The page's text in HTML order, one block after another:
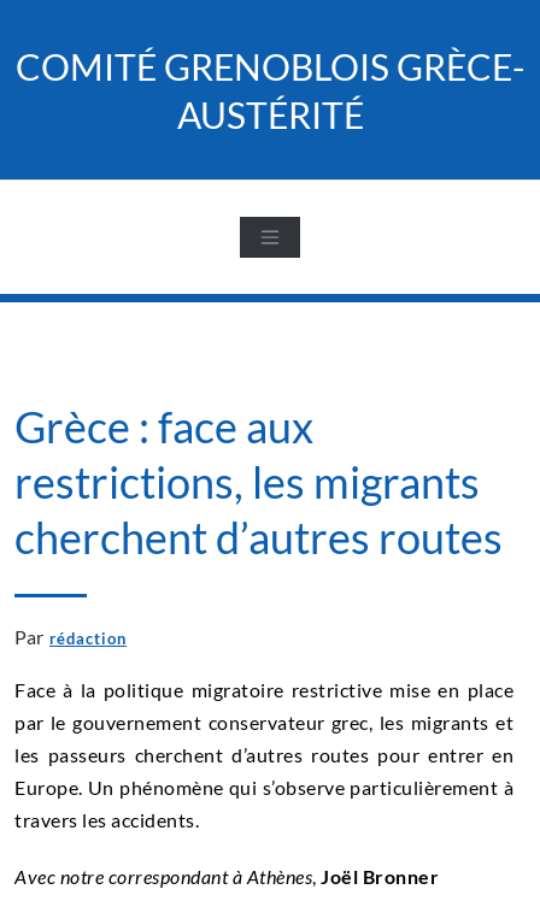
content
COMITÉ GRENOBLOIS GRÈCE-
AUSTÉRITÉ
Grèce : face aux
restrictions, les migrants
cherchent d’autres routes
Par rédaction
Face à la politique migratoire restrictive mise en place
par le gouvernement conservateur grec, les migrants et
les passeurs cherchent d’autres routes pour entrer en
Europe. Un phénomène qui s’observe particulièrement à
travers les accidents.
Avec notre correspondant à Athènes, Joël Bronner